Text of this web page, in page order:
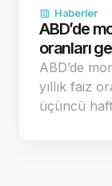
Haberler
ABD’de
oranları
ABD’de
yıllık faiz
üçüncü